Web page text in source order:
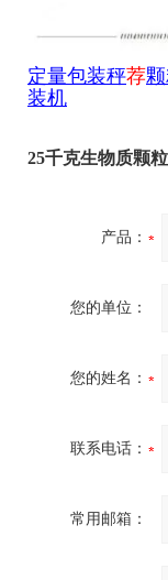
定量包装秤荐
装机
25千克生物质颗
产品：
您的单位：
您的姓名：
联系电话：
常用邮箱：